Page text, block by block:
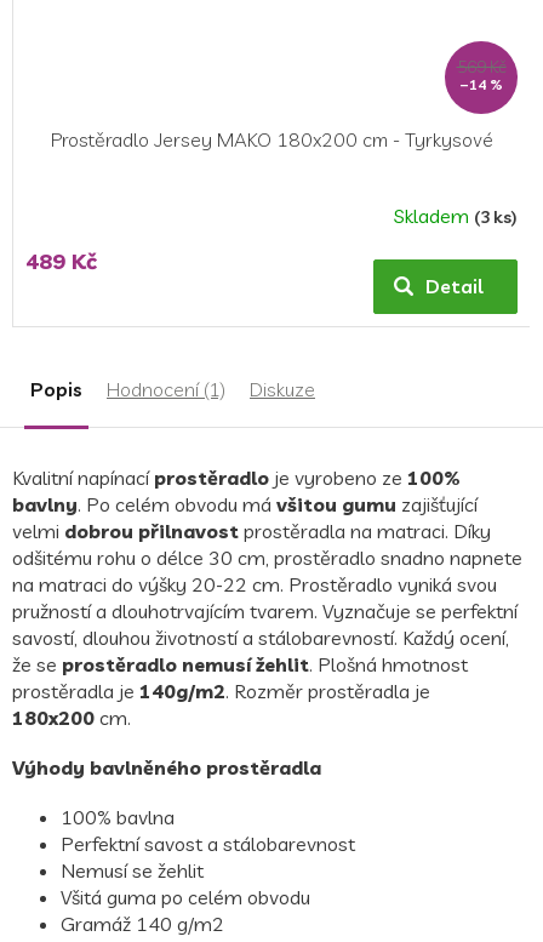
569 Kč
–14 %
Prostěradlo Jersey MAKO 180x200 cm - Tyrkysové
Skladem (3 ks)
489 Kč
Detail
Popis Hodnocení (1) Diskuze
Kvalitní napínací prostěradlo je vyrobeno ze 100%
bavlny. Po celém obvodu má všitou gumu zajišťující
velmi dobrou přilnavost prostěradla na matraci. Díky
odšitému rohu o délce 30 cm, prostěradlo snadno napnete
na matraci do výšky 20-22 cm. Prostěradlo vyniká svou
pružností a dlouhotrvajícím tvarem. Vyznačuje se perfektní
savostí, dlouhou životností a stálobarevností. Každý ocení,
že se prostěradlo nemusí žehlit. Plošná hmotnost
prostěradla je 140g/m2. Rozměr prostěradla je
180x200 cm.
Výhody bavlněného prostěradla
100% bavlna
Perfektní savost a stálobarevnost
Nemusí se žehlit
Všitá guma po celém obvodu
Gramáž 140 g/m2